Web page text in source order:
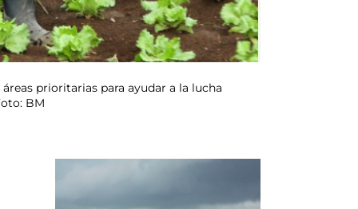
prioritarias para ayudar a la lucha
BM